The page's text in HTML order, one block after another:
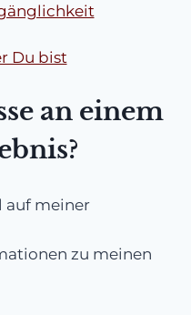
Du bist
an einem
auf meiner
zu meinen